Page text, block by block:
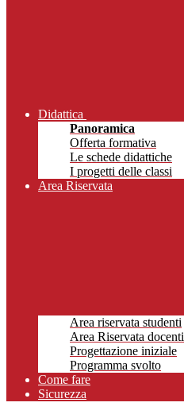
Didattica
Panoramica
Offerta formativa
Le schede didattiche
I progetti delle classi
Area Riservata
Area riservata studenti
Area Riservata docenti
Progettazione iniziale
Programma svolto
Come fare
Sicurezza